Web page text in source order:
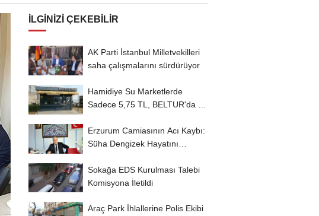
İLGINIZI ÇEKEBILIR
AK Parti İstanbul Milletvekilleri
saha çalışmalarını sürdürüyor
Hamidiye Su Marketlerde
Sadece 5,75 TL, BELTUR'da 18
Erzurum Camiasının Acı Kaybı:
Süha Dengizek Hayatını
Sokağa EDS Kurulması Talebi
Komisyona İletildi
Araç Park İhlallerine Polis Ekibi